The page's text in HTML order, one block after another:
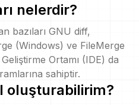
nelerdir?
bazıları GNU diff,
(Windows) ve FileMerge
Ortamı (IDE) da
sahiptir.
oluşturabilirim?